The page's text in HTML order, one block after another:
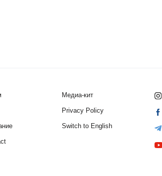
Медиа-кит
Privacy Policy
Switch to English